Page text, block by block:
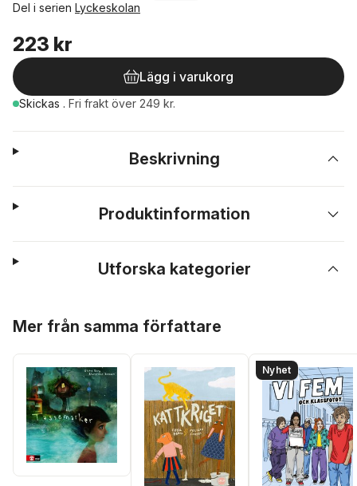
Del i serien Lyckeskolan
223 kr
Lägg i varukorg
Skickas . Fri frakt över 249 kr.
Beskrivning
Produktinformation
Utforska kategorier
Mer från samma författare
Nyhet